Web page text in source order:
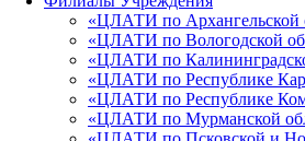
«ЦЛАТИ по Архангельской
«ЦЛАТИ по Вологодской
«ЦЛАТИ по
«ЦЛАТИ по Республике
«ЦЛАТИ по Республике
«ЦЛАТИ по Мурманской